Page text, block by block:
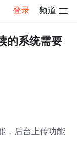
登录 频道
的系统需要
，后台上传功能